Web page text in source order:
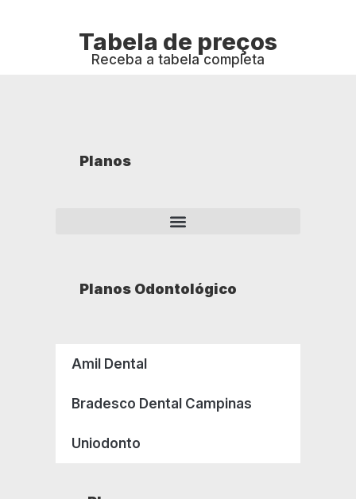
Tabela de preços
Receba a tabela completa
Planos
Planos Odontológico
Amil Dental
Bradesco Dental Campinas
Uniodonto